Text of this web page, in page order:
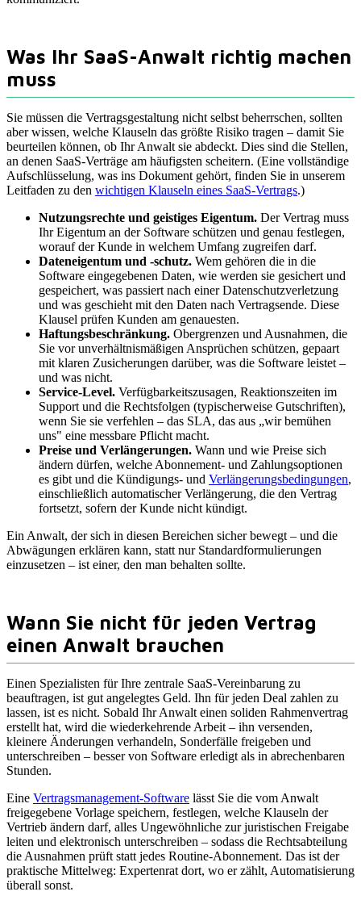
Was Ihr SaaS-Anwalt richtig machen
muss
Sie müssen die Vertragsgestaltung nicht selbst beherrschen, sollten
aber wissen, welche Klauseln das größte Risiko tragen – damit Sie
beurteilen können, ob Ihr Anwalt sie abdeckt. Dies sind die Stellen,
an denen SaaS-Verträge am häufigsten scheitern. (Eine vollständige
Aufschlüsselung, was ins Dokument gehört, finden Sie in unserem
Leitfaden zu den wichtigen Klauseln eines SaaS-Vertrags.)
Nutzungsrechte und geistiges Eigentum. Der Vertrag muss
Ihr Eigentum an der Software schützen und genau festlegen,
worauf der Kunde in welchem Umfang zugreifen darf.
Dateneigentum und -schutz. Wem gehören die in die
Software eingegebenen Daten, wie werden sie gesichert und
gespeichert, was passiert nach einer Datenschutzverletzung
und was geschieht mit den Daten nach Vertragsende. Diese
Klausel prüfen Kunden am genauesten.
Haftungsbeschränkung. Obergrenzen und Ausnahmen, die
Sie vor unverhältnismäßigen Ansprüchen schützen, gepaart
mit klaren Zusicherungen darüber, was die Software leistet –
und was nicht.
Service-Level. Verfügbarkeitszusagen, Reaktionszeiten im
Support und die Rechtsfolgen (typischerweise Gutschriften),
wenn Sie sie verfehlen – das SLA, das aus „wir bemühen
uns" eine messbare Pflicht macht.
Preise und Verlängerungen. Wann und wie Preise sich
ändern dürfen, welche Abonnement- und Zahlungsoptionen
es gibt und die Kündigungs- und Verlängerungsbedingungen,
einschließlich automatischer Verlängerung, die den Vertrag
fortsetzt, sofern der Kunde nicht kündigt.
Ein Anwalt, der sich in diesen Bereichen sicher bewegt – und die
Abwägungen erklären kann, statt nur Standardformulierungen
einzusetzen – ist einer, den man behalten sollte.
Wann Sie nicht für jeden Vertrag
einen Anwalt brauchen
Einen Spezialisten für Ihre zentrale SaaS-Vereinbarung zu
beauftragen, ist gut angelegtes Geld. Ihn für jeden Deal zahlen zu
lassen, ist es nicht. Sobald Ihr Anwalt einen soliden Rahmenvertrag
erstellt hat, wird die wiederkehrende Arbeit – ihn versenden,
kleinere Änderungen verhandeln, Sonderfälle freigeben und
unterschreiben – besser von Software erledigt als in abrechenbaren
Stunden.
Eine Vertragsmanagement-Software lässt Sie die vom Anwalt
freigegebene Vorlage speichern, festlegen, welche Klauseln der
Vertrieb ändern darf, alles Ungewöhnliche zur juristischen Freigabe
leiten und elektronisch unterschreiben – sodass die Rechtsabteilung
die Ausnahmen prüft statt jedes Routine-Abonnement. Das ist der
praktische Mittelweg: Expertenrat dort, wo er zählt, Automatisierung
überall sonst.